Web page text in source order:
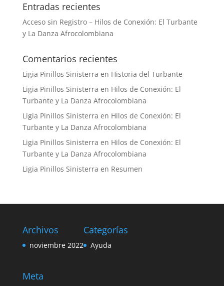
Entradas recientes
Acceso sin Registro – Hilos de Conexión: El Turbante
y La Danza Afrocolombiana
Comentarios recientes
Ligia Pinillos Sinisterra en Historia del Turbante
Ligia Pinillos Sinisterra en Hilos de Conexión: El
Turbante y La Danza Afrocolombiana
Ligia Pinillos Sinisterra en Hilos de Conexión: El
Turbante y La Danza Afrocolombiana
Ligia Pinillos Sinisterra en Hilos de Conexión: El
Turbante y La Danza Afrocolombiana
Ligia Pinillos Sinisterra en Resumen
Archivos
noviembre 2022
Categorías
Ayuda
Meta